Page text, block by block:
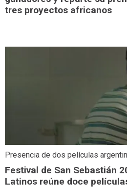
tres proyectos africanos
Presencia de dos películas
Festival de San Sebastián
Latinos reúne doce